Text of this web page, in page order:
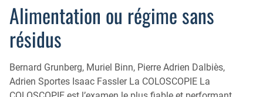
Alimentation ou régime sans
résidus
Bernard Grunberg, Muriel Binn, Pierre Adrien Dalbiès,
Adrien Sportes Isaac Fassler La COLOSCOPIE La